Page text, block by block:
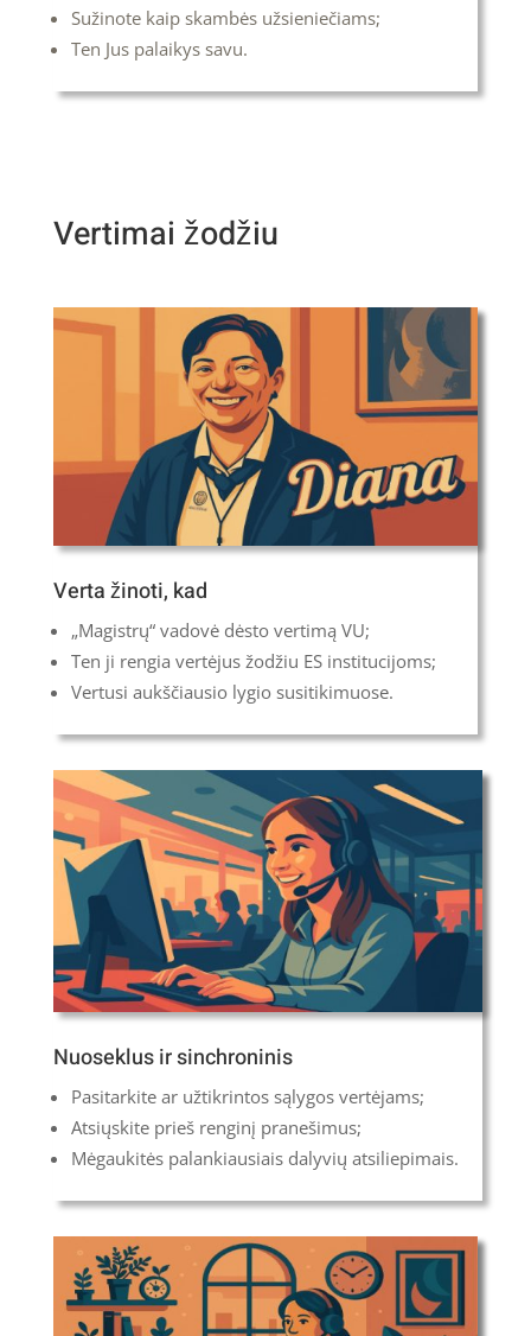
Sužinote kaip skambės užsieniečiams;
Ten Jus palaikys savu.
Vertimai žodžiu
Verta žinoti, kad
„Magistrų“ vadovė dėsto vertimą VU;
Ten ji rengia vertėjus žodžiu ES institucijoms;
Vertusi aukščiausio lygio susitikimuose.
Nuoseklus ir sinchroninis
Pasitarkite ar užtikrintos sąlygos vertėjams;
Atsiųskite prieš renginį pranešimus;
Mėgaukitės palankiausiais dalyvių atsiliepimais.